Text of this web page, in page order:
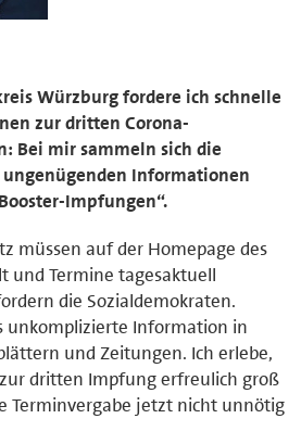
Würzburg fordere ich schnelle
zur dritten Corona-
Bei mir sammeln sich die
Informationen
Impfungen“.
müssen auf der Homepage des
und Termine tagesaktuell
die Sozialdemokraten.
unkomplizierte Information in
und Zeitungen. Ich erlebe,
dritten Impfung erfreulich groß
Terminvergabe jetzt nicht unnötig